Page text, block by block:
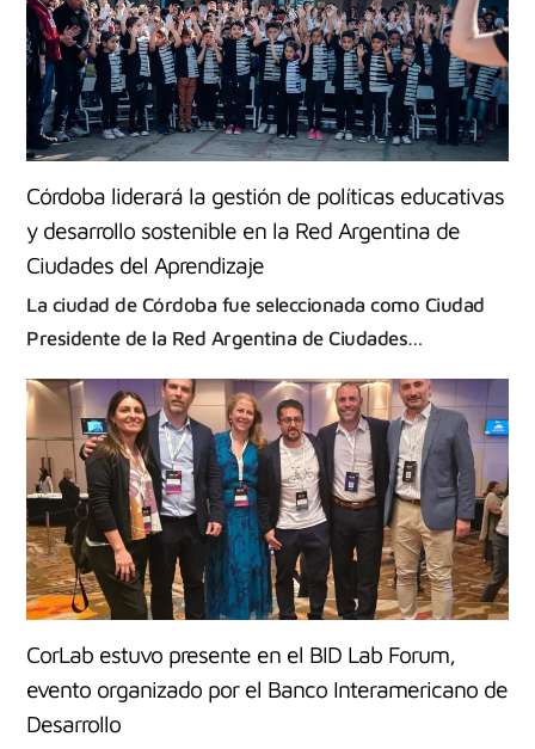
Córdoba liderará la gestión de políticas educativas
y desarrollo sostenible en la Red Argentina de
Ciudades del Aprendizaje
La ciudad de Córdoba fue seleccionada como Ciudad
Presidente de la Red Argentina de Ciudades…
CorLab estuvo presente en el BID Lab Forum,
evento organizado por el Banco Interamericano de
Desarrollo